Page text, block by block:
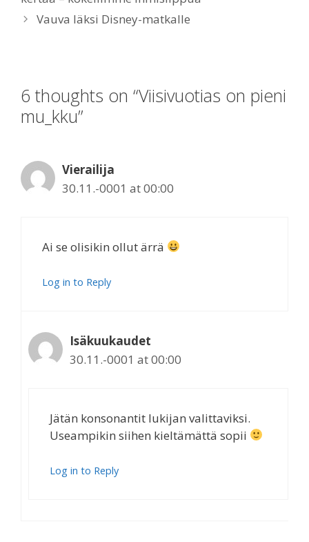
Vauva läksi Disney-matkalle
6 thoughts on “Viisivuotias on pieni
mu_kku”
Vierailija
30.11.-0001 at 00:00
Ai se olisikin ollut ärrä
Log in to Reply
Isäkuukaudet
30.11.-0001 at 00:00
Jätän konsonantit lukijan valittaviksi.
Useampikin siihen kieltämättä sopii
Log in to Reply